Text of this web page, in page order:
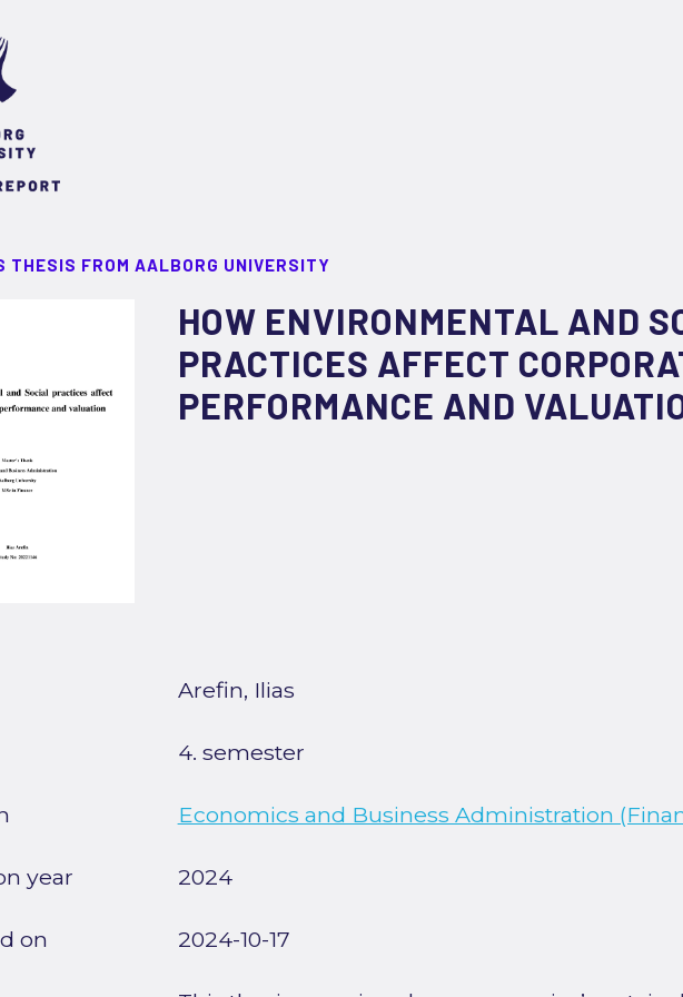
THESIS FROM AALBORG UNIVERSITY
HOW ENVIRONMENTAL AND
PRACTICES AFFECT
PERFORMANCE AND
Arefin, Ilias
4. semester
Economics and Business Administration
year 2024
on 2024-10-17